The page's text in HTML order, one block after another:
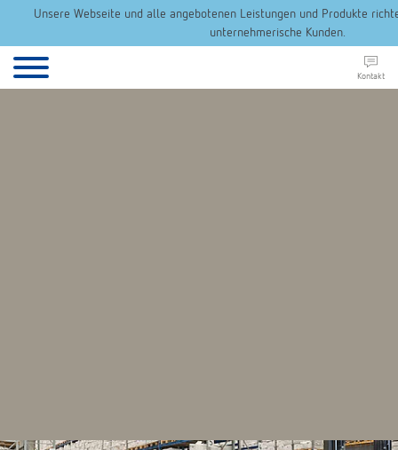
Unsere Webseite und alle angebotenen Leistungen und Produkte
unternehmerische Kunden.
Kontakt